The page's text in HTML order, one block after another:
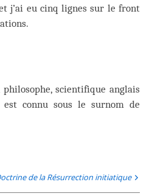
j’ai eu cinq lignes sur le front
scientifique anglais
connu sous le surnom de
de la Résurrection initiatique